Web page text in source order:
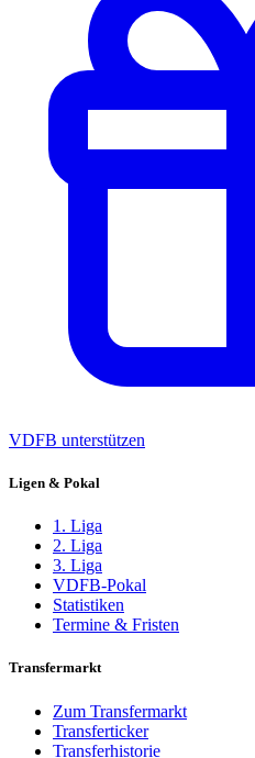
VDFB unterstützen
Ligen & Pokal
1. Liga
2. Liga
3. Liga
VDFB-Pokal
Statistiken
Termine & Fristen
Transfermarkt
Zum Transfermarkt
Transferticker
Transferhistorie